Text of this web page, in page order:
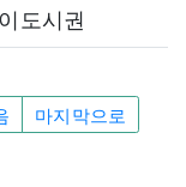
도시권
마지막으로